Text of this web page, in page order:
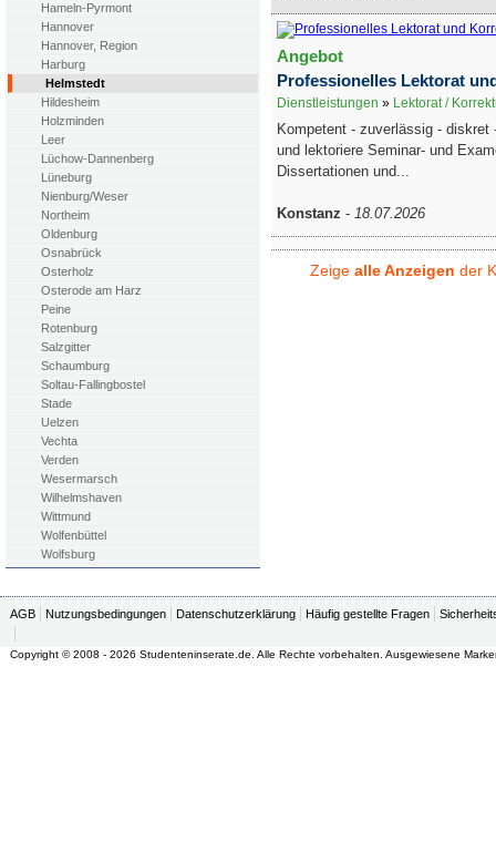
Hameln-Pyrmont
Hannover
Hannover, Region
Harburg
Helmstedt
Hildesheim
Holzminden
Leer
Lüchow-Dannenberg
Lüneburg
Nienburg/Weser
Northeim
Oldenburg
Osnabrück
Osterholz
Osterode am Harz
Peine
Rotenburg
Salzgitter
Schaumburg
Soltau-Fallingbostel
Stade
Uelzen
Vechta
Verden
Wesermarsch
Wilhelmshaven
Wittmund
Wolfenbüttel
Wolfsburg
Angebot
Professionelles Lektorat
Dienstleistungen » Lektorat /
Kompetent - zuverlässig - diskret
und lektoriere Seminar- und
Dissertationen und...
Konstanz - 18.07.2026
Zeige alle Anzeigen der
AGB Nutzungsbedingungen Datenschutzerklärung Häufig gestellte Fragen
Copyright © 2008 - 2026 Studenteninserate.de. Alle Rechte vorbehalten. Ausgewiesene